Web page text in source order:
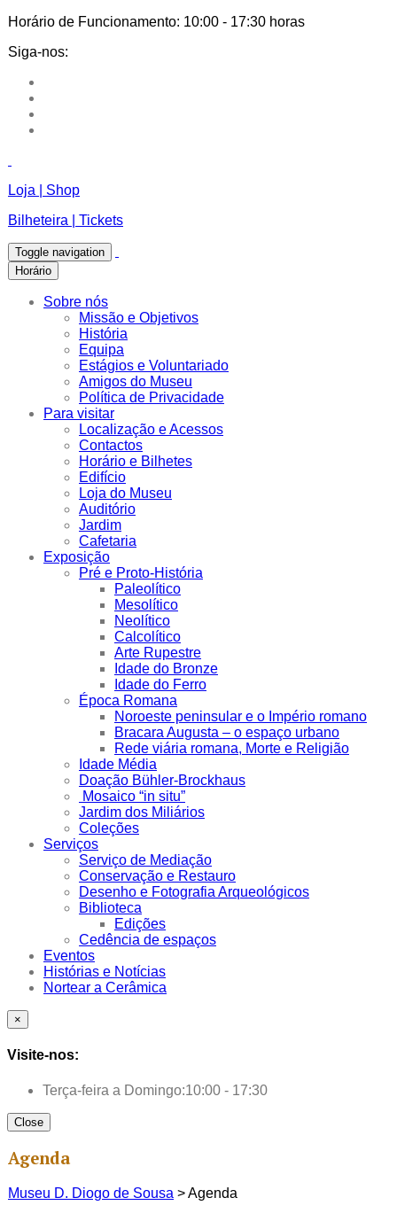
Horário de Funcionamento: 10:00 - 17:30 horas
Siga-nos:
Loja | Shop
Bilheteira | Tickets
Toggle navigation
Horário
Sobre nós
Missão e Objetivos
História
Equipa
Estágios e Voluntariado
Amigos do Museu
Política de Privacidade
Para visitar
Localização e Acessos
Contactos
Horário e Bilhetes
Edifício
Loja do Museu
Auditório
Jardim
Cafetaria
Exposição
Pré e Proto-História
Paleolítico
Mesolítico
Neolítico
Calcolítico
Arte Rupestre
Idade do Bronze
Idade do Ferro
Época Romana
Noroeste peninsular e o Império romano
Bracara Augusta – o espaço urbano
Rede viária romana, Morte e Religião
Idade Média
Doação Bühler-Brockhaus
Mosaico “in situ”
Jardim dos Miliários
Coleções
Serviços
Serviço de Mediação
Conservação e Restauro
Desenho e Fotografia Arqueológicos
Biblioteca
Edições
Cedência de espaços
Eventos
Histórias e Notícias
Nortear a Cerâmica
×
Visite-nos:
Terça-feira a Domingo:10:00 - 17:30
Close
Agenda
Museu D. Diogo de Sousa >Agenda